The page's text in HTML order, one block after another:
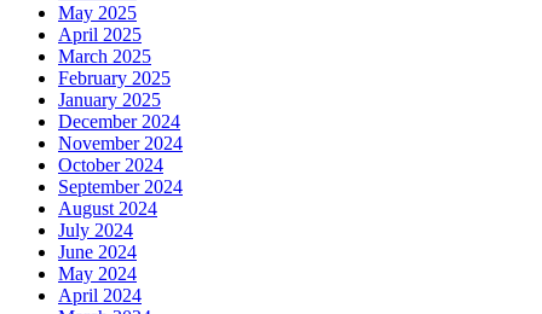
May 2025
April 2025
March 2025
February 2025
January 2025
December 2024
November 2024
October 2024
September 2024
August 2024
July 2024
June 2024
May 2024
April 2024